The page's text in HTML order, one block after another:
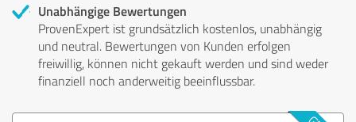
Unabhängige Bewertungen
ProvenExpert ist grundsätzlich kostenlos, unabhängig
und neutral. Bewertungen von Kunden erfolgen
freiwillig, können nicht gekauft werden und sind weder
finanziell noch anderweitig beeinflussbar.